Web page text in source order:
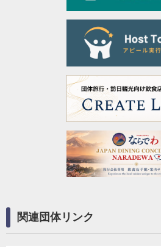
関連団体リンク